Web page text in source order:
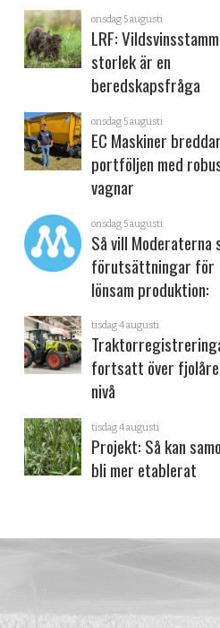
onsdag 5 augusti
LRF:
storlek är en
beredskapsfråga
onsdag 5 augusti
EC Maskiner breddar
portföljen med
vagnar
onsdag 5 augusti
Så vill Moderaterna
förutsättningar för
lönsam produktion:
tisdag 4 augusti
fortsatt över
nivå
tisdag 4 augusti
Projekt: Så kan
bli mer etablerat